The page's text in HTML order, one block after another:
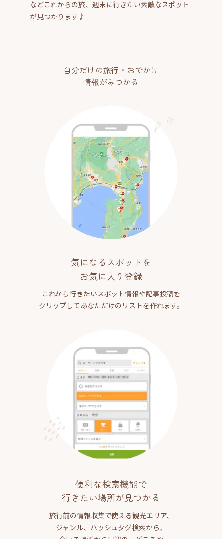
などこれからの旅、週末に行きたい素敵なスポット
が見つかります♪
自分だけの旅行・おでかけ
情報がみつかる
気になるスポットを
お気に入り登録
これから行きたいスポット情報や記事投稿を
クリップしてあなただけのリストを作れます。
便利な検索機能で
行きたい場所が見つかる
旅行前の情報収集で使える観光エリア、
ジャンル、ハッシュタグ検索から、